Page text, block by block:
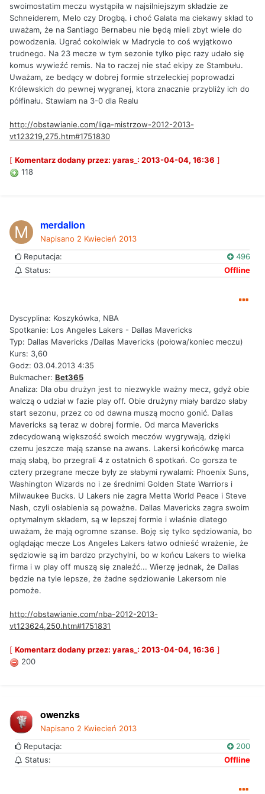
swoimostatim meczu wystąpiła w najsilniejszym składzie ze
Schneiderem, Melo czy Drogbą. i choć Galata ma ciekawy skład to
uważam, że na Santiago Bernabeu nie będą mieli zbyt wiele do
powodzenia. Ugrać cokolwiek w Madrycie to coś wyjątkowo
trudnego. Na 23 mecze w tym sezonie tylko pięc razy udało się
komus wywieźć remis. Na to raczej nie stać ekipy ze Stambułu.
Uważam, ze bedący w dobrej formie strzeleckiej poprowadzi
Królewskich do pewnej wygranej, ktora znacznie przybliży ich do
półfinału. Stawiam na 3-0 dla Realu
http://obstawianie.com/liga-mistrzow-2012-2013-
vt123219,275.htm#1751830
[ Komentarz dodany przez: yaras_: 2013-04-04, 16:36 ]
118
merdalion
Napisano 2 Kwiecień 2013
Reputacja:
496
Status:
Offline
Dyscyplina: Koszykówka, NBA
Spotkanie: Los Angeles Lakers - Dallas Mavericks
Typ: Dallas Mavericks /Dallas Mavericks (połowa/koniec meczu)
Kurs: 3,60
Godz: 03.04.2013 4:35
Bukmacher: Bet365
Analiza: Dla obu drużyn jest to niezwykle ważny mecz, gdyż obie
walczą o udział w fazie play off. Obie drużyny miały bardzo słaby
start sezonu, przez co od dawna muszą mocno gonić. Dallas
Mavericks są teraz w dobrej formie. Od marca Mavericks
zdecydowaną większość swoich meczów wygrywają, dzięki
czemu jeszcze mają szanse na awans. Lakersi końcówkę marca
mają słabą, bo przegrali 4 z ostatnich 6 spotkań. Co gorsza te
cztery przegrane mecze były ze słabymi rywalami: Phoenix Suns,
Washington Wizards no i ze średnimi Golden State Warriors i
Milwaukee Bucks. U Lakers nie zagra Metta World Peace i Steve
Nash, czyli osłabienia są poważne. Dallas Mavericks zagra swoim
optymalnym składem, są w lepszej formie i właśnie dlatego
uważam, że mają ogromne szanse. Boję się tylko sędziowania, bo
oglądając mecze Los Angeles Lakers łatwo odnieść wrażenie, że
sędziowie są im bardzo przychylni, bo w końcu Lakers to wielka
firma i w play off muszą się znaleźć... Wierzę jednak, że Dallas
będzie na tyle lepsze, że żadne sędziowanie Lakersom nie
pomoże.
http://obstawianie.com/nba-2012-2013-
vt123624,250.htm#1751831
[ Komentarz dodany przez: yaras_: 2013-04-04, 16:36 ]
200
owenzks
Napisano 2 Kwiecień 2013
Reputacja:
200
Status:
Offline